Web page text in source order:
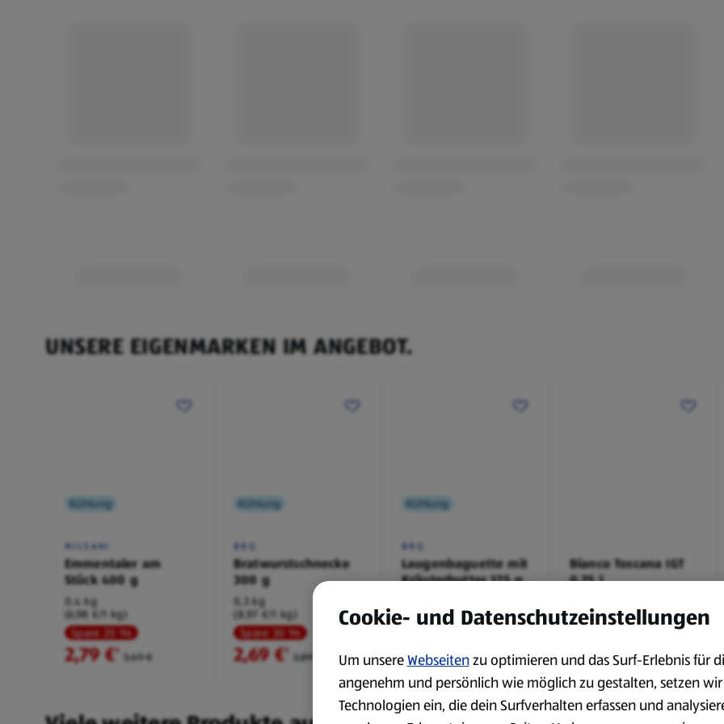
UNSERE EIGENMARKEN IM ANGEBOT.
Kühlung
MILSANI
Emmentaler am
Stück 400 g
0,4 kg
(6,98 €/1 kg)
Spare 20 %
2,79 €² 3,49 €
Kühlung
BBQ
Bratwurstschnecke
300 g
0,3 kg
(8,97 €/1 kg)
Spare 30 %
2,69 €² 3,89 €
Kühlung
BBQ
Laugenbaguette mit
Kräuterbutter 175 g
(4,51 €/1 kg)
0,79 € 1,29 €
Bianco Toscana IGT
0,75 l
(3,72 €/1 l)
2,79 € 3,49 €
Cookie- und Datenschutzeinstellungen
Um unsereWebseitenzu optimieren und das Surf-Erlebnis für
angenehm und persönlich wie möglich zu gestalten, setzen wir
Technologien ein, die dein Surfverhalten erfassen und